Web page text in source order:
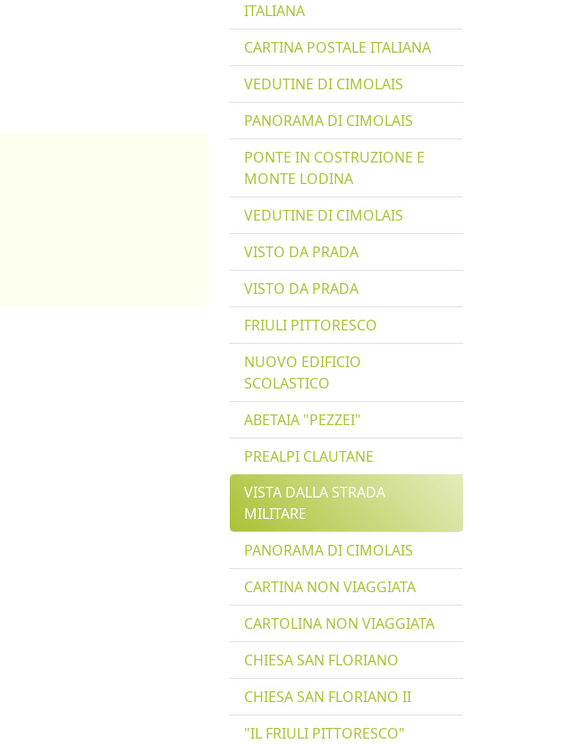
ITALIANA
CARTINA POSTALE ITALIANA
VEDUTINE DI CIMOLAIS
PANORAMA DI CIMOLAIS
PONTE IN COSTRUZIONE E
MONTE LODINA
VEDUTINE DI CIMOLAIS
VISTO DA PRADA
VISTO DA PRADA
FRIULI PITTORESCO
NUOVO EDIFICIO
SCOLASTICO
ABETAIA "PEZZEI"
PREALPI CLAUTANE
VISTA DALLA STRADA
MILITARE
PANORAMA DI CIMOLAIS
CARTINA NON VIAGGIATA
CARTOLINA NON VIAGGIATA
CHIESA SAN FLORIANO
CHIESA SAN FLORIANO II
"IL FRIULI PITTORESCO"